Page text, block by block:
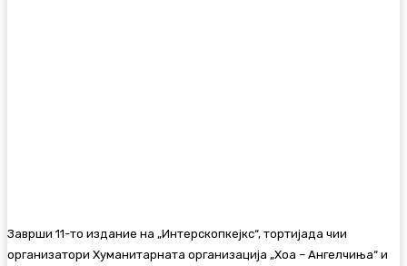
Заврши 11-то издание на „Интерскопкејкс“, тортијада чии
организатори Хуманитарната организација „Хоа – Ангелчиња“ и